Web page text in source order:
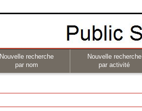
Nouvelle recherche
par nom
Nouvelle recherche
par activité